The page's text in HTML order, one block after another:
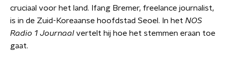
cruciaal voor het land. Ifang Bremer, freelance journalist,
is in de Zuid-Koreaanse hoofdstad Seoel. In het NOS
Radio 1 Journaal vertelt hij hoe het stemmen eraan toe
gaat.